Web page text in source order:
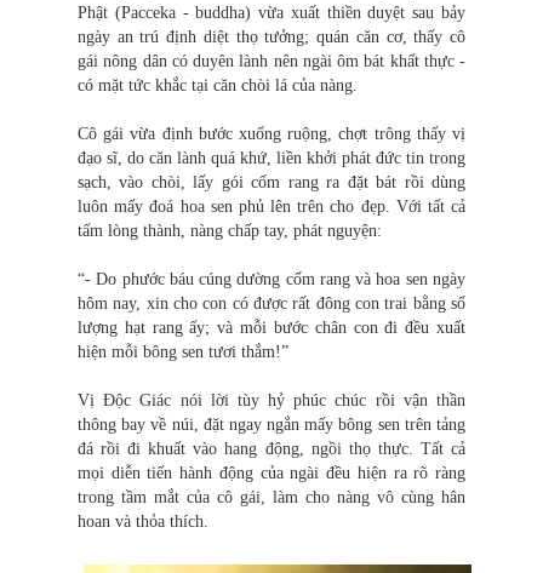
Phật (Pacceka - buddha) vừa xuất thiền duyệt sau bảy
ngày an trú định diệt thọ tưởng; quán căn cơ, thấy cô
gái nông dân có duyên lành nên ngài ôm bát khất thực -
có mặt tức khắc tại căn chòi lá của nàng.
Cô gái vừa định bước xuống ruộng, chợt trông thấy vị
đạo sĩ, do căn lành quá khứ, liền khởi phát đức tin trong
sạch, vào chòi, lấy gói cốm rang ra đặt bát rồi dùng
luôn mấy đoá hoa sen phủ lên trên cho đẹp. Với tất cả
tấm lòng thành, nàng chấp tay, phát nguyện:
“- Do phước báu cúng dường cốm rang và hoa sen ngày
hôm nay, xin cho con có được rất đông con trai bằng số
lượng hạt rang ấy; và mỗi bước chân con đi đều xuất
hiện mỗi bông sen tươi thắm!”
Vị Độc Giác nói lời tùy hỷ phúc chúc rồi vận thần
thông bay về núi, đặt ngay ngắn mấy bông sen trên tảng
đá rồi đi khuất vào hang động, ngồi thọ thực. Tất cả
mọi diễn tiến hành động của ngài đều hiện ra rõ ràng
trong tầm mắt của cô gái, làm cho nàng vô cùng hân
hoan và thỏa thích.